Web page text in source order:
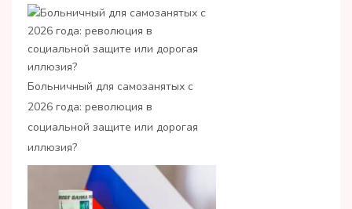
Больничный для самозанятых с
2026 года: революция в
социальной защите или дорогая
иллюзия?